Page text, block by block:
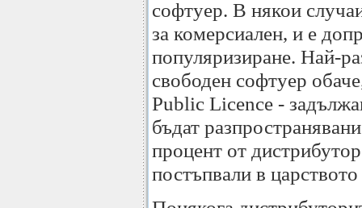
софтуер. В някои
за комерсиален, и е
популяризиране. Най-
свободен софтуер
Public Licence -
бъдат
процент от
постъпвали в